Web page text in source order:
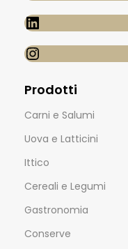
Prodotti
Carni e Salumi
Uova e Latticini
Ittico
Cereali e Legumi
Gastronomia
Conserve